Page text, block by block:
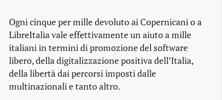
Ogni cinque per mille devoluto ai Copernicani o a
LibreItalia vale effettivamente un aiuto a mille
italiani in termini di promozione del software
libero, della digitalizzazione positiva dell’Italia,
della libertà dai percorsi imposti dalle
multinazionali e tanto altro.